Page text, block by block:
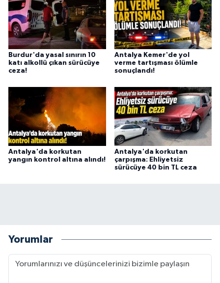
Burdur'da yasal sınırın 10
katı alkollü çıkan sürücüye
ceza!
Antalya Kemer'de yol
verme tartışması ölümle
sonuçlandı!
Antalya'da korkutan
yangın kontrol altına alındı!
Antalya'da korkutan
çarpışma: Ehliyetsiz
sürücüye 40 bin TL ceza
Yorumlar